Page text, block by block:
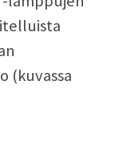
(kuvassa